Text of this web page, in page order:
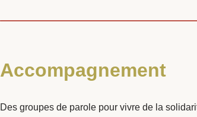
Accompagnement
Des groupes de parole pour vivre de la